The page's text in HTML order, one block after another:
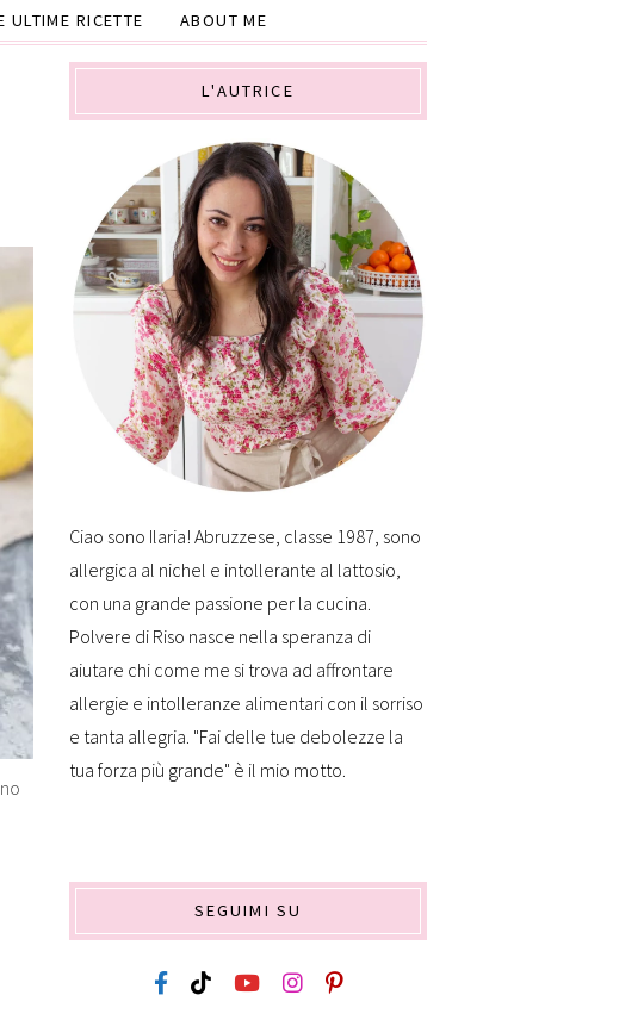
ULTIME RICETTE ABOUT ME
L'AUTRICE
Ciao sono Ilaria! Abruzzese, classe 1987, sono
allergica al nichel e intollerante al lattosio,
con una grande passione per la cucina.
Polvere di Riso nasce nella speranza di
aiutare chi come me si trova ad affrontare
allergie e intolleranze alimentari con il sorriso
e tanta allegria. "Fai delle tue debolezze la
tua forza più grande" è il mio motto.
SEGUIMI SU